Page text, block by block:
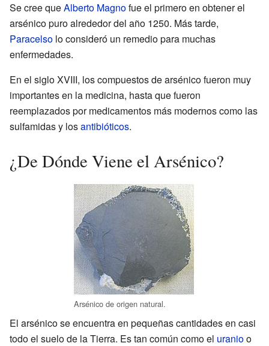
Se cree queAlberto Magnofue el primero en obtener el
arsénico puro alrededor del año 1250. Más tarde,
Paracelso lo consideró un remedio para muchas
enfermedades.
En el siglo XVIII, los compuestos de arsénico fueron muy
importantes en la medicina, hasta que fueron
reemplazados por medicamentos más modernos como las
sulfamidas y losantibióticos.
¿De Dónde Viene el Arsénico?
Arsénico de origen natural.
El arsénico se encuentra en pequeñas cantidades en casi
todo el suelo de la Tierra. Es tan común como el uranioo